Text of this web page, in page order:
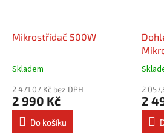
Mikrostřídač 500W
Skladem
2 471,07 Kč bez DPH
2 990 Kč
Do košíku
2
2